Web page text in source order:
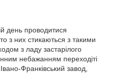
день проводитися
з них стикаються з такими
з ладу застарілого
небажанням переходіті
Франківський завод,